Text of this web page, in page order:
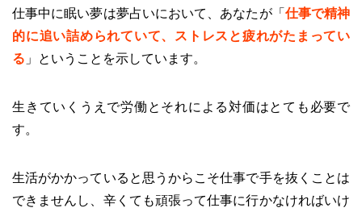
仕事中に眠い夢は夢占いにおいて、あなたが「 仕事で精神
的に追い詰められていて、ストレスと疲れがたまってい
る 」ということを示しています。
生きていくうえで労働とそれによる対価はとても必要で
す。
生活がかかっていると思うからこそ仕事で手を抜くことは
できませんし、辛くても頑張って仕事に行かなければいけ